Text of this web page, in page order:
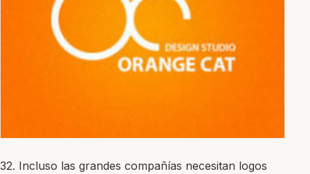
32. Incluso las grandes compañías necesitan logos